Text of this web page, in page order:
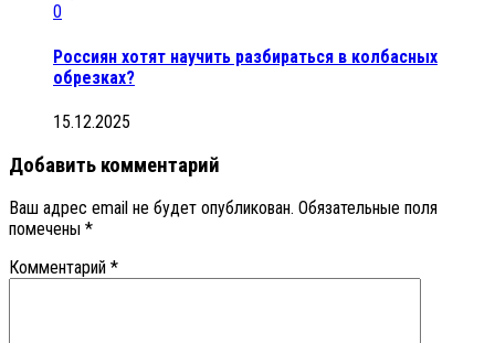
0
Россиян хотят научить разбираться в колбасных
обрезках?
15.12.2025
Добавить комментарий
Ваш адрес email не будет опубликован. Обязательные поля
помечены *
Комментарий *